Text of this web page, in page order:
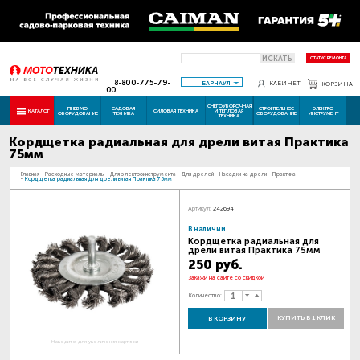
ИСКАТЬ СТАТУС РЕМОНТА
8-800-775-79-
00
БАРНАУЛ КАБИНЕТ КОРЗИНА
КАТАЛОГ ПНЕВМО
ОБОРУДОВАНИЕ
САДОВАЯ
ТЕХНИКА СИЛОВАЯ ТЕХНИКА
СНЕГОУБОРОЧНАЯ
И ТЕПЛОВАЯ
ТЕХНИКА
СТРОИТЕЛЬНОЕ
ОБОРУДОВАНИЕ
ЭЛЕКТРО
ИНСТРУМЕНТ
Кордщетка радиальная для дрели витая Практика
75мм
Главная - Расходные материалы - Для электроинструмента - Для дрелей - Насадки на дрели - Практика
- Кордщетка радиальная для дрели витая Практика 75мм
Наведите для увеличения картинки
Артикул: 242694
В наличии
Кордщетка радиальная для
дрели витая Практика 75мм
250 руб.
Закажи на сайте со скидкой
Количество:
В КОРЗИНУ КУПИТЬ В 1 КЛИК